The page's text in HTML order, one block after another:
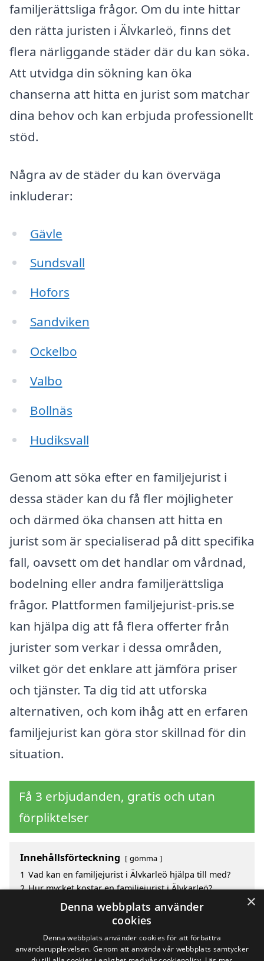
familjerättsliga frågor. Om du inte hittar
den rätta juristen i Älvkarleö, finns det
flera närliggande städer där du kan söka.
Att utvidga din sökning kan öka
chanserna att hitta en jurist som matchar
dina behov och kan erbjuda professionellt
stöd.
Några av de städer du kan överväga
inkluderar:
Gävle
Sundsvall
Hofors
Sandviken
Ockelbo
Valbo
Bollnäs
Hudiksvall
Genom att söka efter en familjejurist i
dessa städer kan du få fler möjligheter
och därmed öka chansen att hitta en
jurist som är specialiserad på ditt specifika
fall, oavsett om det handlar om vårdnad,
bodelning eller andra familjerättsliga
frågor. Plattformen familjejurist-pris.se
kan hjälpa dig att få flera offerter från
jurister som verkar i dessa områden,
vilket gör det enklare att jämföra priser
och tjänster. Ta dig tid att utforska
alternativen, och kom ihåg att en erfaren
familjejurist kan göra stor skillnad för din
situation.
Få 3 erbjudanden, gratis och utan
förpliktelser
Innehållsförteckning gömma
1 Vad kan en familjejurist i Älvkarleö hjälpa till med?
2 Hur mycket kostar en familjejurist i Älvkarleö?
Fördelar med att välja familjejurist i Älvkarleö
Sök efter en skicklig familjejurist i de omgivande
×
Denna webbplats använder
cookies
Denna webbplats använder cookies för att förbättra
användarupplevelsen. Genom att använda vår webbplats samtycker